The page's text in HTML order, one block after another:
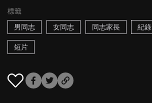
標籤
男同志
女同志 同志家長 紀錄
短片